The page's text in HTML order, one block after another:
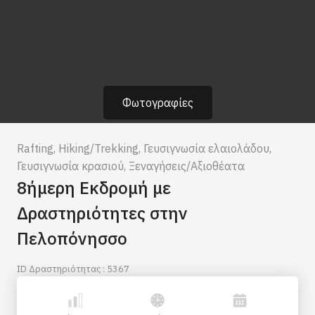
Φωτογραφίες
Rafting, Hiking/Trekking, Γευσιγνωσία ελαιολάδου,
Γευσιγνωσία κρασιού, Ξεναγήσεις/Αξιοθέατα
8ήμερη Εκδρομή με
Δραστηριότητες στην
Πελοπόνησσο
ID Δραστηριότητας : 5367